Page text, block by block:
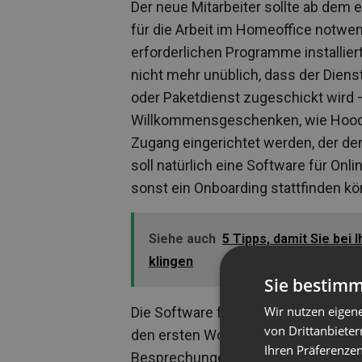
Der neue Mitarbeiter sollte ab dem
für die Arbeit im Homeoffice
erforderlichen Programme
nicht mehr unüblich, dass der
oder Paketdienst zugeschickt wird
Willkommensgeschenken, wie
Zugang eingerichtet werden, der
soll natürlich eine Software für
sonst ein Onboarding stattfinden
Siehe auch 5 Tipps, damit Sie bei
klingen
Die Software für Online-Meetings
den ersten Wochen regelmäßig
Besprechungen geben, die in
Sie
Wir nutzen
von
Ihren